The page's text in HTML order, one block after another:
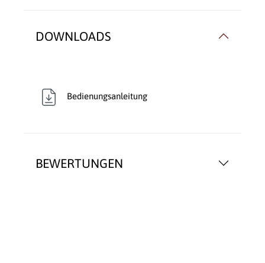
BEWERTUNGEN
DOWNLOADS
Bedienungsanleitung